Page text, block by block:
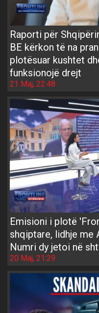
Raporti për
BE kërkon të na
plotësuar kushtet
funksionojë drejt
21 Maj, 22:48
Emisioni i plotë
shqiptare, lidhje me
Numri dy jetoi në
20 Maj, 21:29